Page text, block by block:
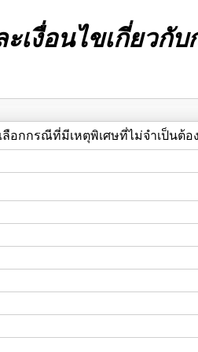
งื่อนไขเกี่ยวกับ
อกกรณีที่มีเหตุพิเศษที่ไม่จำเป็นต้อ